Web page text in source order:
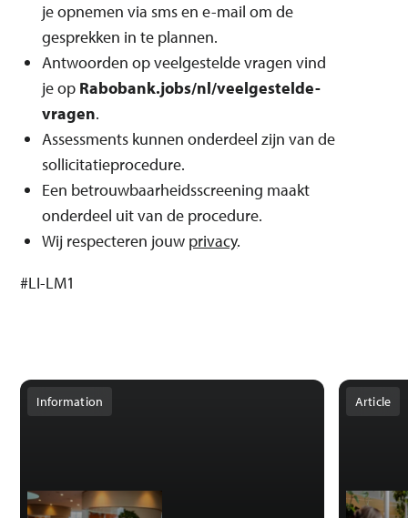
je opnemen via sms en e-mail om de
gesprekken in te plannen.
Antwoorden op veelgestelde vragen vind
je op Rabobank.jobs/nl/veelgestelde-
vragen.
Assessments kunnen onderdeel zijn van de
sollicitatieprocedure.
Een betrouwbaarheidsscreening maakt
onderdeel uit van de procedure.
Wij respecteren jouw privacy.
#LI-LM1
Information Article